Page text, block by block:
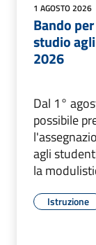
1 AGOSTO 2026
Bando
studio
2026
Dal 1°
possibile
agli
la
Istruzione